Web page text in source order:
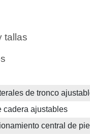
tallas
de tronco
cadera ajustables
central de